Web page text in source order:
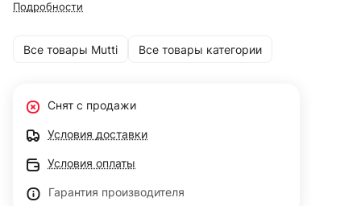
Подробности
Все товары Mutti Все товары категории
Снят с продажи
Условия доставки
Условия оплаты
Гарантия производителя